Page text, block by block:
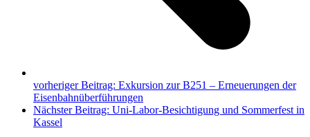
vorheriger Beitrag: Exkursion zur B251 – Erneuerungen der
Eisenbahnüberführungen
Nächster Beitrag: Uni-Labor-Besichtigung und Sommerfest in
Kassel